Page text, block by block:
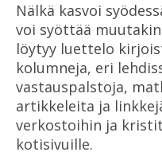
Nälkä kasvoi
voi syöttää
löytyy luettelo
kolumneja, eri
vastauspalstoja,
artikkeleita ja
verkostoihin ja
kotisivuille.